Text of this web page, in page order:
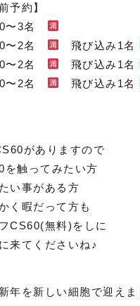
予約】
〜3名
〜2名
飛び込み1名
〜2名
飛び込み1名
〜2名
飛び込み1名
がありますので
を触ってみたい方
い事がある方
く暇だって方も
CS60(無料)をしに
来てくださいね♪
年を新しい細胞で迎えま